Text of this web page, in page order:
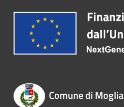
Comune di Moglia